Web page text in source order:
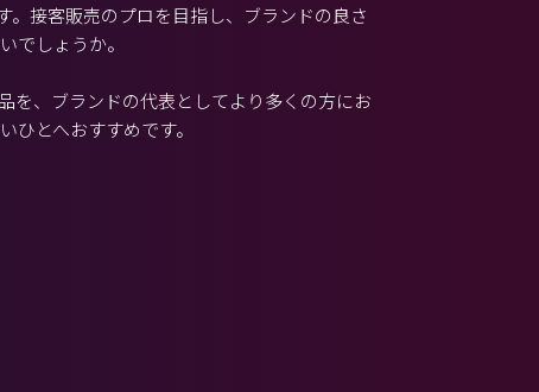
。接客販売のプロを目指し、ブランドの良さ
でしょうか。
を、ブランドの代表としてより多くの方にお
ひとへおすすめです。